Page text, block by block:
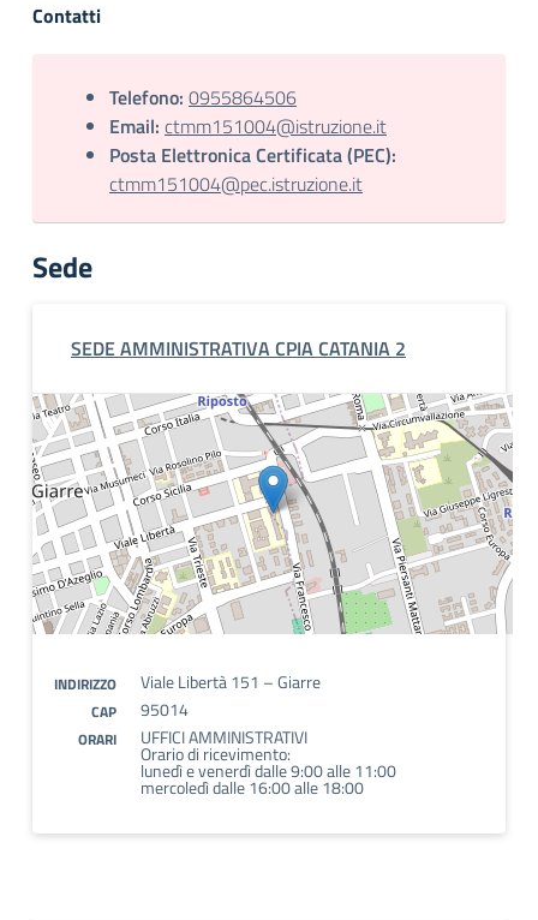
Contatti
Telefono: 0955864506
Email: ctmm151004@istruzione.it
Posta Elettronica Certificata (PEC):
ctmm151004@pec.istruzione.it
Sede
SEDE AMMINISTRATIVA CPIA CATANIA 2
INDIRIZZO Viale Libertà 151 – Giarre
CAP 95014
ORARI UFFICI AMMINISTRATIVI
Orario di ricevimento:
lunedì e venerdì dalle 9:00 alle 11:00
mercoledì dalle 16:00 alle 18:00